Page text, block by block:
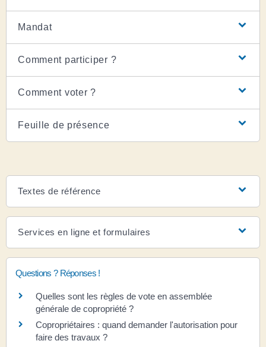
Mandat
Comment participer ?
Comment voter ?
Feuille de présence
Textes de référence
Services en ligne et formulaires
Questions ? Réponses !
Quelles sont les règles de vote en assemblée
générale de copropriété ?
Copropriétaires : quand demander l'autorisation pour
faire des travaux ?